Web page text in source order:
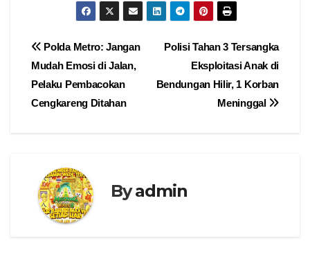
Navigasi
pos
Polisi Tahan 3 Tersangka
Eksploitasi Anak di
Bendungan Hilir, 1 Korban
Meninggal
Polda Metro: Jangan
Mudah Emosi di Jalan,
Pelaku Pembacokan
Cengkareng Ditahan
Byadmin